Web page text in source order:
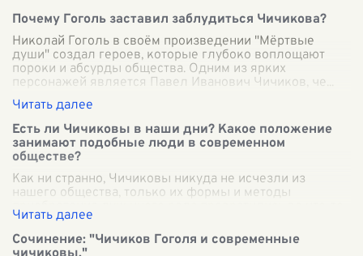
Почему Гоголь заставил заблудиться Чичикова?
Николай Гоголь в своём произведении "Мёртвые
души" создал героев, которые глубоко воплощают
пороки и абсурды общества. Одним из ярких
персонажей является Павел Иванович Чичиков, че
Есть ли Чичиковы в наши дни? Какое положение
занимают подобные люди в современном
обществе?
Как ни странно, Чичиковы никуда не исчезли из
нашего общества, только их формы и методы
приобретения душ иного рода превратились во что-то
более соответствующее духу времени. Совре
Сочинение: "Чичиков Гоголя и современные